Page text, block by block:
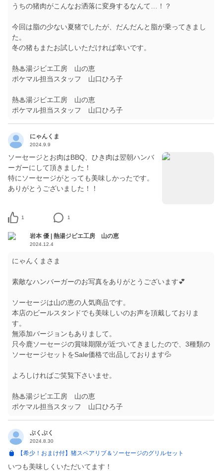
うちの猪肉がこんなお洒落に変身するなんて…！？
今回は脂の少ない夏猪でしたが、だんだんと脂が乗ってきまし
た。
冬の猪もまたお試しいただければ幸いです。
熱♨湯ジビエ工房 山の恵
ポケマル担当スタッフ 山口ひろ子
熱♨湯ジビエ工房 山の恵
ポケマル担当スタッフ 山口ひろ子
にゃんくま
2024.9.9
ソーセージとお肉はBBQ、ひき肉は翌朝ハンバ
ーガーにして頂きました！
特にソーセージがとっても美味しかったです。
ありがとうございました！！
1 1
岩本 優 | 熱湯ジビエ工房 山の恵
2024.12.4
にゃんくまさま
素敵なハンバーガーのお写真をありがとうございます💕
ソーセージは山の恵の人気商品です。
本店のビールスタンドでも美味しいのお声を頂戴しておりま
す。
無添加バージョンもありまして。
只今鹿ソーセージの賞味期限が近づいてきましたので、3種類の
ソーセージセットをSale価格で出品しております💦
よろしければご笑覧下さいませ。
熱♨湯ジビエ工房 山の恵
ぷくぷく
2024.8.30
【希少！おまけ付】猪スペアリブ＆ソーセージのグリルセット
いつも美味しくいただいてます！